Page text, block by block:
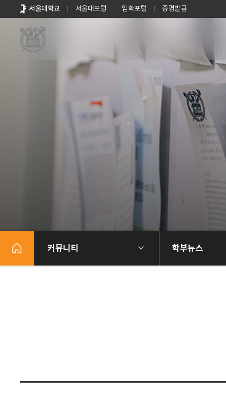
바로가기
메뉴
서울대학교 서울대포털 입학포털 증명발급
커뮤니티 학부뉴스